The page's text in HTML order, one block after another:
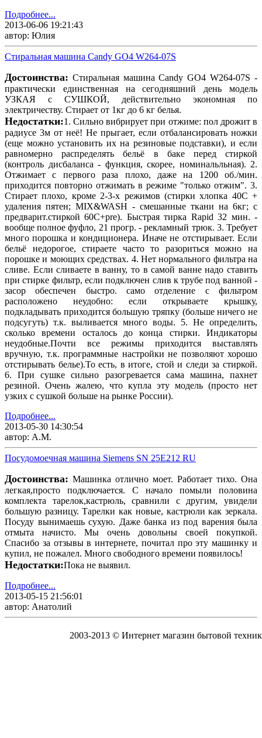
Подробнее...
2013-06-06 19:21:43
автор: Юлия
Стиральная машина Candy GO4 W264-07S
Достоинства: Стиральная машина Candy GO4 W264-07S -
практически единственная на сегодняшний день модель
УЗКАЯ с СУШКОЙ, действительно экономная по
электричеству. Стирает от 1кг до 6 кг белья.
Недостатки:1. Сильно вибрирует при отжиме: пол дрожит в
радиусе 3м от неё! Не прыгает, если отбалансировать ножки
(еще можно установить их на резиновые подставки), и если
равномерно распределять бельё в баке перед стиркой
(контроль дисбаланса - функция, скорее, номинальльная). 2.
Отжимает с первого раза плохо, даже на 1200 об./мин.
приходится повторно отжимать в режиме "только отжим". 3.
Стирает плохо, кроме 2-3-х режимов (стирки хлопка 40С +
удаления пятен; MIX&WASH - смешанные ткани на 6кг; с
предварит.стиркой 60С+pre). Быстрая тирка Rapid 32 мин. -
вообще полное фуфло, 21 прогр. - рекламный трюк. 3. Требует
много порошка и кондиционера. Иначе не отстирывает. Если
бельё недорогое, стираете часто то разориться можно на
порошке и моющих средствах. 4. Нет нормального фильтра на
сливе. Если сливаете в ванну, то в самой ванне надо ставить
при стирке фильтр, если подключен слив к трубе под ванной -
засор обеспечен быстро. само отделение с фильтром
расположено неудобно: если открываете крышку,
подкладывать приходится большую тряпку (больше ничего не
подсугуть) т.к. выливается много воды. 5. Не определить,
сколько времени осталось до конца стирки. Индикаторы
неудобные.Почти все режимы приходится выставлять
вручную, т.к. программные настройки не позволяют хорошо
отстирывать белье).То есть, в итоге, стой и следи за стиркой.
6. При сушке сильно разогревается сама машина, пахнет
резиной. Очень жалею, что купла эту модель (просто нет
узких с сушкой больше на рынке России).
Подробнее...
2013-05-30 14:30:54
автор: А.М.
Посудомоечная машина Siemens SN 25E212 RU
Достоинства: Машинка отлично моет. Работает тихо. Она
легкая,просто подключается. С начало помыли половина
комплекта тарелок,кастрюль, сравнили с другим, увидели
большую разницу. Тарелки как новые, кастрюли как зеркала.
Посуду вынимаешь сухую. Даже банка из под варения была
отмыта начисто. Мы очень довольны своей покупкой.
Спасибо за отзывы в интернете, почитал про эту машинку и
купил, не пожалел. Много свободного времени появилось!
Недостатки:Пока не выявил.
Подробнее...
2013-05-15 21:56:01
автор: Анатолий
2003-2013 © Интернет магазин бытовой